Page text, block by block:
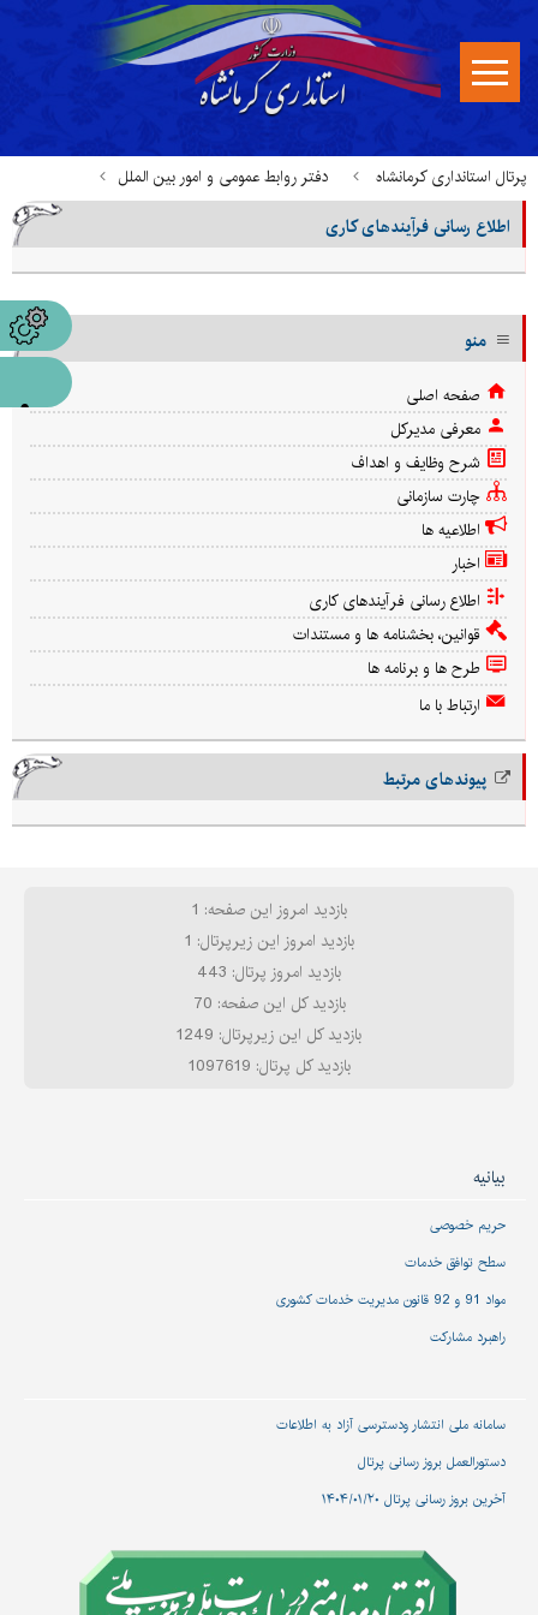
پرتال استانداری کرمانشاه دفتر روابط عمومی و امور بین الملل
اطلاع رسانی فرآیندهای کاری
اطلاع رسانی فرآیندهای کاری
منو
صفحه اصلی
معرفی مدیرکل
شرح وظایف و اهداف
چارت سازمانی
اطلاعیه ها
اخبار
اطلاع رسانی فرآیندهای کاری
قوانین، بخشنامه ها و مستندات
طرح ها و برنامه ها
ارتباط با ما
پیوندهای مرتبط
بازدید امروز این صفحه: 1
بازدید امروز این زیرپرتال: 1
بازدید امروز پرتال: 443
بازدید کل این صفحه: 70
بازدید کل این زیرپرتال: 1249
بازدید کل پرتال: 1097619
بیانیه
حریم خصوصی
سطح توافق خدمات
مواد 91 و 92 قانون مدیریت خدمات کشوری
راهبرد مشارکت
سامانه ملی انتشار و‌دسترسی آزاد به اطلاعات
دستورالعمل بروز رسانی پرتال
آخرین بروز رسانی پرتال ۱۴۰۴/۰۱/۲۰